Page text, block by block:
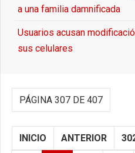
a una familia damnificada
Usuarios acusan
sus celulares
PÁGINA 307 DE 407
INICIO ANTERIOR